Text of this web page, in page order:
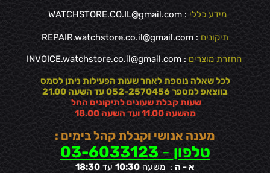
מידע כללי :
WATCHSTORE.CO.IL@gmail.com
תיקונים : REPAIR.watchstore.co.il@gmail.com
החזרת מוצרים :
INVOICE.watchstore.co.il@gmail.com
לכל שאלה נוספת לאחר שעות הפעילות ניתן לסמס
בווצאפ למספר 052-2570456 עד השעה 21.00
שעות קבלת שעונים לתיקונים החל
מהשעה 11.00 ועד השעה 18.00
מענה אנושי וקבלת קהל בימים :
טלפון -
03-6033123
א - ה : משעה 10:30 עד 18:30